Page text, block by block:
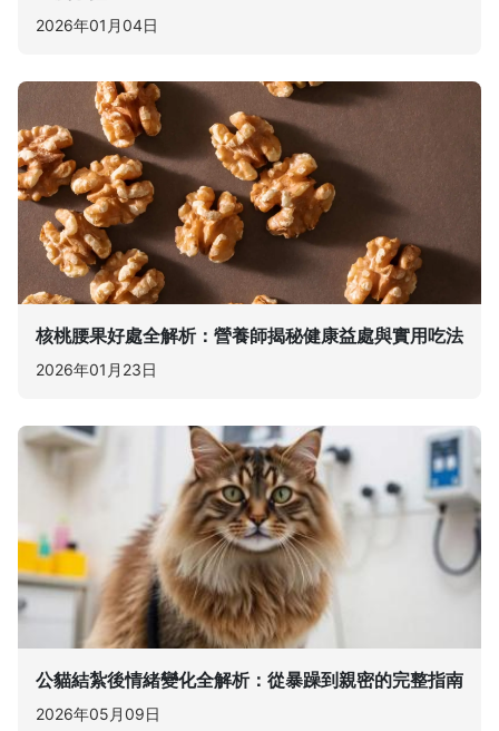
2026年01月04日
核桃腰果好處全解析：營養師揭秘健康益處與實用吃法
2026年01月23日
公貓結紮後情緒變化全解析：從暴躁到親密的完整指南
2026年05月09日